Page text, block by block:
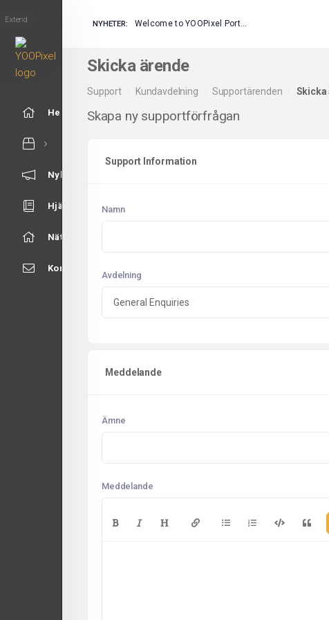
NYHETER: Welcome to YOOPixel Portal
Extend
Hem - Kundavdelning
Nyheter & Meddelanden
Hjälpcentral
Nätverksstatus
Kontakta Oss
Skicka ärende
Support Kundavdelning Supportärenden Skicka
Skapa ny supportförfrågan
Support Information
Namn
Avdelning
Meddelande
Ämne
Meddelande